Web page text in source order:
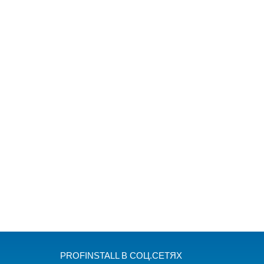
PROFINSTALL В СОЦ.СЕТЯХ